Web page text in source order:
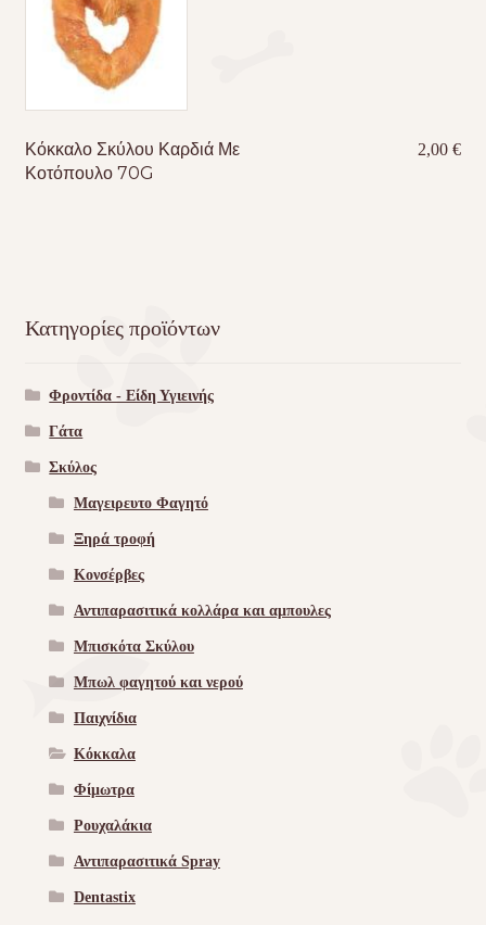
Κόκκαλο Σκύλου Καρδιά Με
Κοτόπουλο 70G
2,00€
Κατηγορίες προϊόντων
Φροντίδα - Είδη Υγιεινής
Γάτα
Σκύλος
Μαγειρευτο Φαγητό
Ξηρά τροφή
Κονσέρβες
Αντιπαρασιτικά κολλάρα και αμπουλες
Μπισκότα Σκύλου
Μπωλ φαγητού και νερού
Παιχνίδια
Κόκκαλα
Φίμωτρα
Ρουχαλάκια
Αντιπαρασιτικά Spray
Dentastix